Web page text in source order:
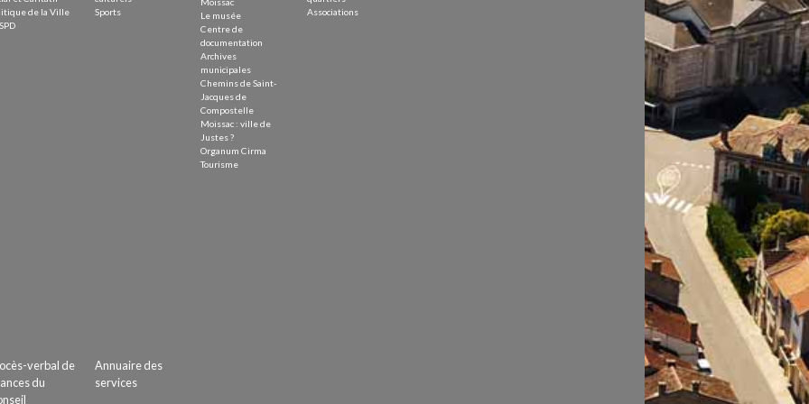
de la Ville
Sports
Le musée
Centre de
documentation
Archives
municipales
Chemins de Saint-
Jacques de
Compostelle
Moissac : ville de
Justes ?
Organum Cirma
Tourisme
Associations
verbal de
du
Annuaire des
services